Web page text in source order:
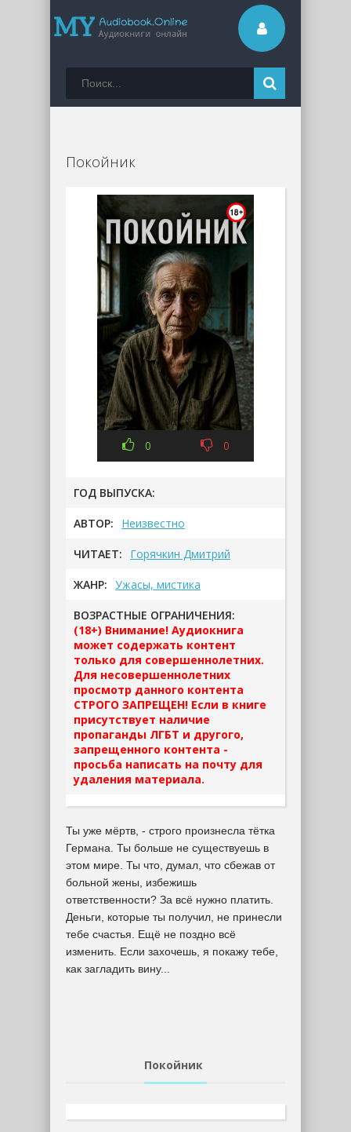
Покойник
0 0
ГОД ВЫПУСКА:
АВТОР: Неизвестно
ЧИТАЕТ: Горячкин Дмитрий
ЖАНР: Ужасы, мистика
ВОЗРАСТНЫЕ ОГРАНИЧЕНИЯ:
(18+) Внимание! Аудиокнига
может содержать контент
только для совершеннолетних.
Для несовершеннолетних
просмотр данного контента
СТРОГО ЗАПРЕЩЕН! Если в книге
присутствует наличие
пропаганды ЛГБТ и другого,
запрещенного контента -
просьба написать на почту для
удаления материала.
Ты уже мёртв, - строго произнесла тётка
Германа. Ты больше не существуешь в
этом мире. Ты что, думал, что сбежав от
больной жены, избежишь
ответственности? За всё нужно платить.
Деньги, которые ты получил, не принесли
тебе счастья. Ещё не поздно всё
изменить. Если захочешь, я покажу тебе,
как загладить вину...
Покойник